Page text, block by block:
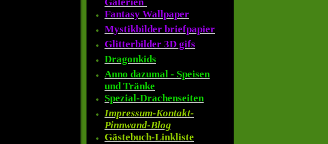
Fantasy Wallpaper
Mystikbilder briefpapier
Glitterbilder 3D gifs
Dragonkids
Anno dazumal - Speisen
und Tränke
Spezial-Drachenseiten
Impressum-Kontakt-
Pinnwand-Blog
Gästebuch-Linkliste